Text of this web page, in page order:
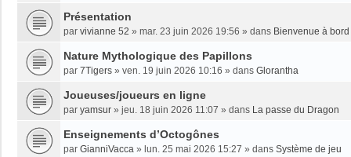
Présentation
par vivianne 52 » mar. 23 juin 2026 19:56 » dans Bienvenue à bord
Nature Mythologique des Papillons
par 7Tigers » ven. 19 juin 2026 10:16 » dans Glorantha
Joueuses/joueurs en ligne
par yamsur » jeu. 18 juin 2026 11:07 » dans La passe du Dragon
Enseignements dʼOctogônes
par GianniVacca » lun. 25 mai 2026 15:27 » dans Système de jeu